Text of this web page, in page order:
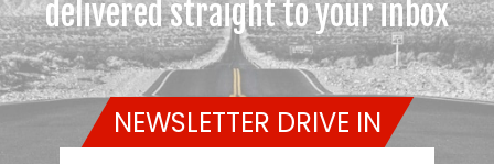
delivered straight to your inbox
NEWSLETTER DRIVE IN